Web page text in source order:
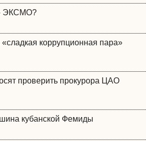
ЭКСМО?
коррупционная пара»
проверить прокурора ЦАО
кубанской Фемиды